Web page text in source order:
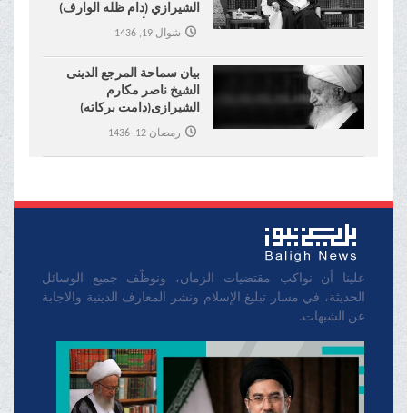
الشيرازي (دام ظله الوارف)
إلى شيخ الأزهر
شوال 19, 1436
بیان سماحة المرجع الدینی
الشیخ ناصر مکارم
الشیرازی(دامت برکاته)
بمناسبة التفجیر الاجرامي في
مسجد الإمام الصادق في
الکویت
رمضان 12, 1436
علينا أن نواكب مقتضيات الزمان، ونوظّف جميع الوسائل
الحديثة، في مسار تبليغ الإسلام ونشر المعارف الدينية والاجابة
عن الشبهات.